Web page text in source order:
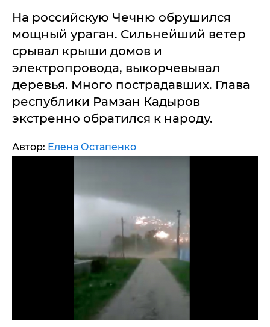
​На российскую Чечню обрушился
мощный ураган. Сильнейший ветер
срывал крыши домов и
электропровода, выкорчевывал
деревья. Много пострадавших. Глава
республики Рамзан Кадыров
экстренно обратился к народу.
Автор: Елена Остапенко